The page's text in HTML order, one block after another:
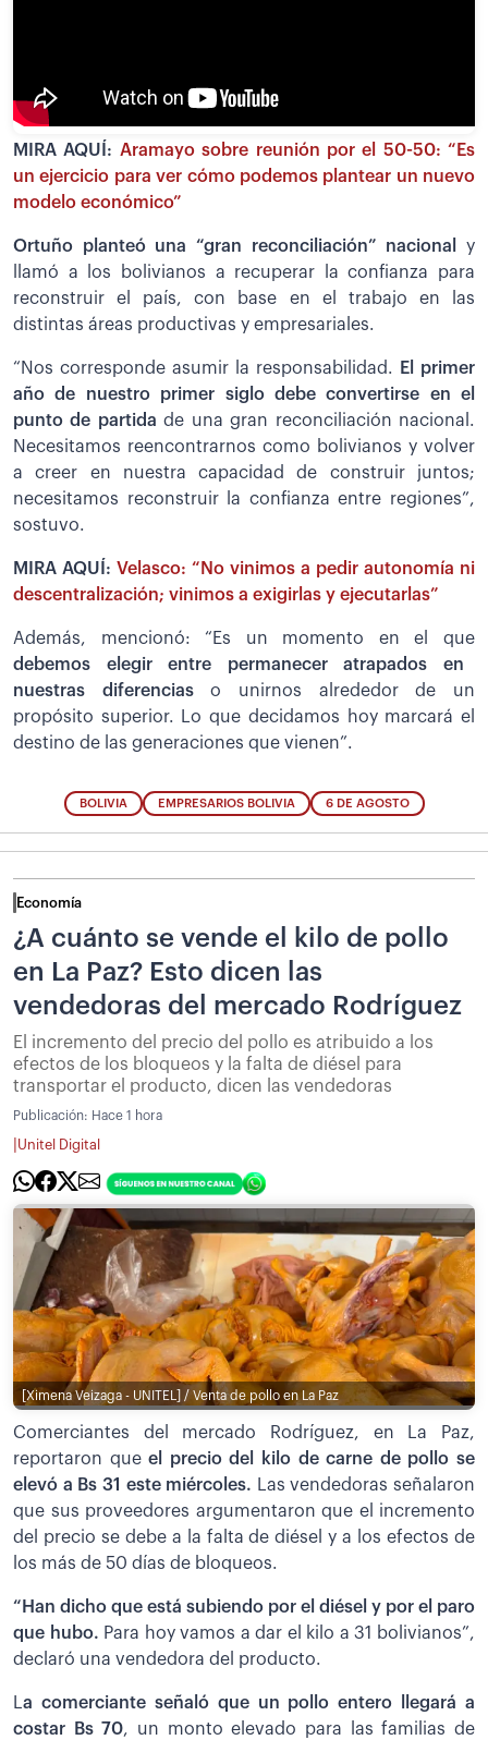
MIRA AQUÍ: Aramayo sobre reunión por el 50-50: “Es
un ejercicio para ver cómo podemos plantear un nuevo
modelo económico”
Ortuño planteó una “gran reconciliación” nacional
y
llamó a los bolivianos a recuperar la confianza para
reconstruir el país, con base en el trabajo en las
distintas áreas productivas y empresariales.
“Nos corresponde asumir la responsabilidad.
El primer
año de nuestro primer siglo debe convertirse en el
punto de partida de una gran reconciliación nacional.
Necesitamos reencontrarnos como bolivianos y volver
a creer en nuestra capacidad de construir juntos;
necesitamos reconstruir la confianza entre regiones”,
sostuvo.
MIRA AQUÍ: Velasco: “No vinimos a pedir autonomía ni
descentralización; vinimos a exigirlas y ejecutarlas”
Además, mencionó: “Es un momento en el que
debemos elegir entre permanecer atrapados en
nuestras diferenciaso unirnos alrededor de un
propósito superior. Lo que decidamos hoy marcará el
destino de las generaciones que vienen”.
BOLIVIA EMPRESARIOS BOLIVIA 6 DE AGOSTO
Economía
¿A cuánto se vende el kilo de pollo
en La Paz? Esto dicen las
vendedoras del mercado Rodríguez
El incremento del precio del pollo es atribuido a los
efectos de los bloqueos y la falta de diésel para
transportar el producto, dicen las vendedoras
Publicación: Hace 1 hora
Unitel Digital
[Ximena Veizaga - UNITEL] / Venta de pollo en La Paz
Comerciantes del mercado Rodríguez, en La Paz,
reportaron queel precio del kilo de carne de pollo se
elevó a Bs 31 este miércoles. Las vendedoras señalaron
que sus proveedores argumentaron que el incremento
del precio se debe a la falta de diésel y a los efectos de
los más de 50 días de bloqueos.
“Han dicho que está subiendo por el diésel y por el paro
que hubo. Para hoy vamos a dar el kilo a 31 bolivianos”,
declaró una vendedora del producto.
La comerciante señaló que un pollo entero llegará a
costar Bs 70, un monto elevado para las familias de